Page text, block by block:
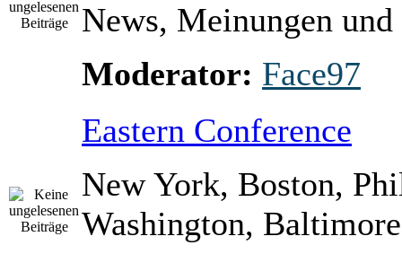
News, Meinungen und
Moderator: Face97
Eastern Conference
New York, Boston,
Washington,